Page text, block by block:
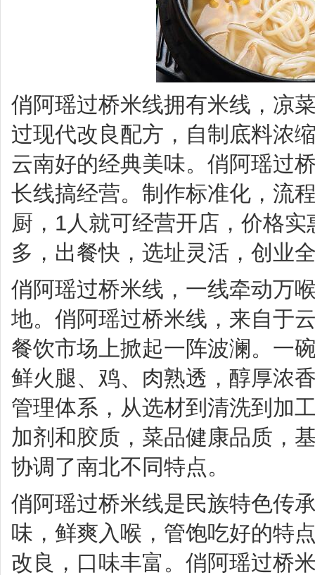
俏阿瑶过桥米线拥有米线，凉
过现代改良配方，自制底料浓
云南好的经典美味。俏阿瑶过
长线搞经营。制作标准化，流
厨，1人就可经营开店，价格
多，出餐快，选址灵活，创业
俏阿瑶过桥米线，一线牵动万
地。俏阿瑶过桥米线，来自于
餐饮市场上掀起一阵波澜。一
鲜火腿、鸡、肉熟透，醇厚浓
管理体系，从选材到清洗到加
加剂和胶质，菜品健康品质，
协调了南北不同特点。
俏阿瑶过桥米线是民族特色传
味，鲜爽入喉，管饱吃好的特
改良，口味丰富。俏阿瑶过桥